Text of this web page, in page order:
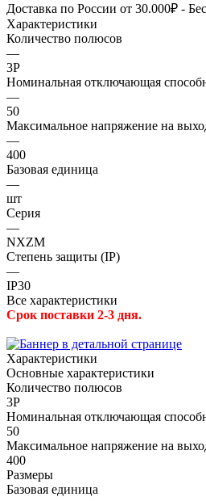
Доставка по России от 30.000₽ -
Характеристики
Количество полюсов
—
3P
Номинальная отключающая
—
50
Максимальное напряжение на
—
400
Базовая единица
—
шт
Серия
—
NXZM
Степень защиты (IP)
—
IP30
Все характеристики
Срок поставки 2-3 дня.
Характеристики
Основные характеристики
Количество полюсов
3P
Номинальная отключающая
50
Максимальное напряжение на
400
Размеры
Базовая единица